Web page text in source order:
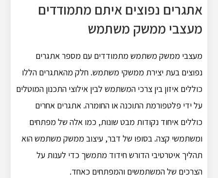
אתגרים נפוצים איתם מתמודדים
מעצבי ממשק משתמש
מעצבי ממשק משתמש מתמודדים עם מספר אתגרים
נפוצים בעת יצירת ממשקי משתמש. חלק מהאתגרים הללו
כוללים איזון בין צרכי המשתמש לבין אילוצי התכנון המוטלים
על ידי פלטפורמת התוכנה או החומרה. אתגרים אחרים
כוללים איחוד נקודות מבט שונות, כמו אלה של מפתחים
ומשתמשי קצה. בסופו של דבר, עיצוב ממשק משתמש הוא
תהליך איטרטיבי הדורש חידוד מתמשך כדי לענות על
הצרכים של המשתמשים והמפתחים כאחד.